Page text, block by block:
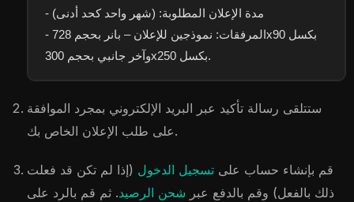
- مدة الإعلان المطلوبة: (شهر واحد كحد أدنى)
- المرفقات: نموذجين للإعلان – بانر بحجم 728x90 بكسل
وآخر جانبي بحجم 300x250 بكسل.
ستتلقى رسالة تأكيد عبر البريد الإلكتروني بمجرد الموافقة
على طلب الإعلان الخاص بك.
قم بإنشاء حساب على تسجيل الدخول (إذا لم تكن قد فعلت
ذلك بالفعل) وقم بالدفع عبر شحن الرصيد. ثم قم بالرد على